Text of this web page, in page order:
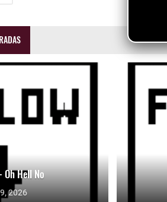
Hell No
2026